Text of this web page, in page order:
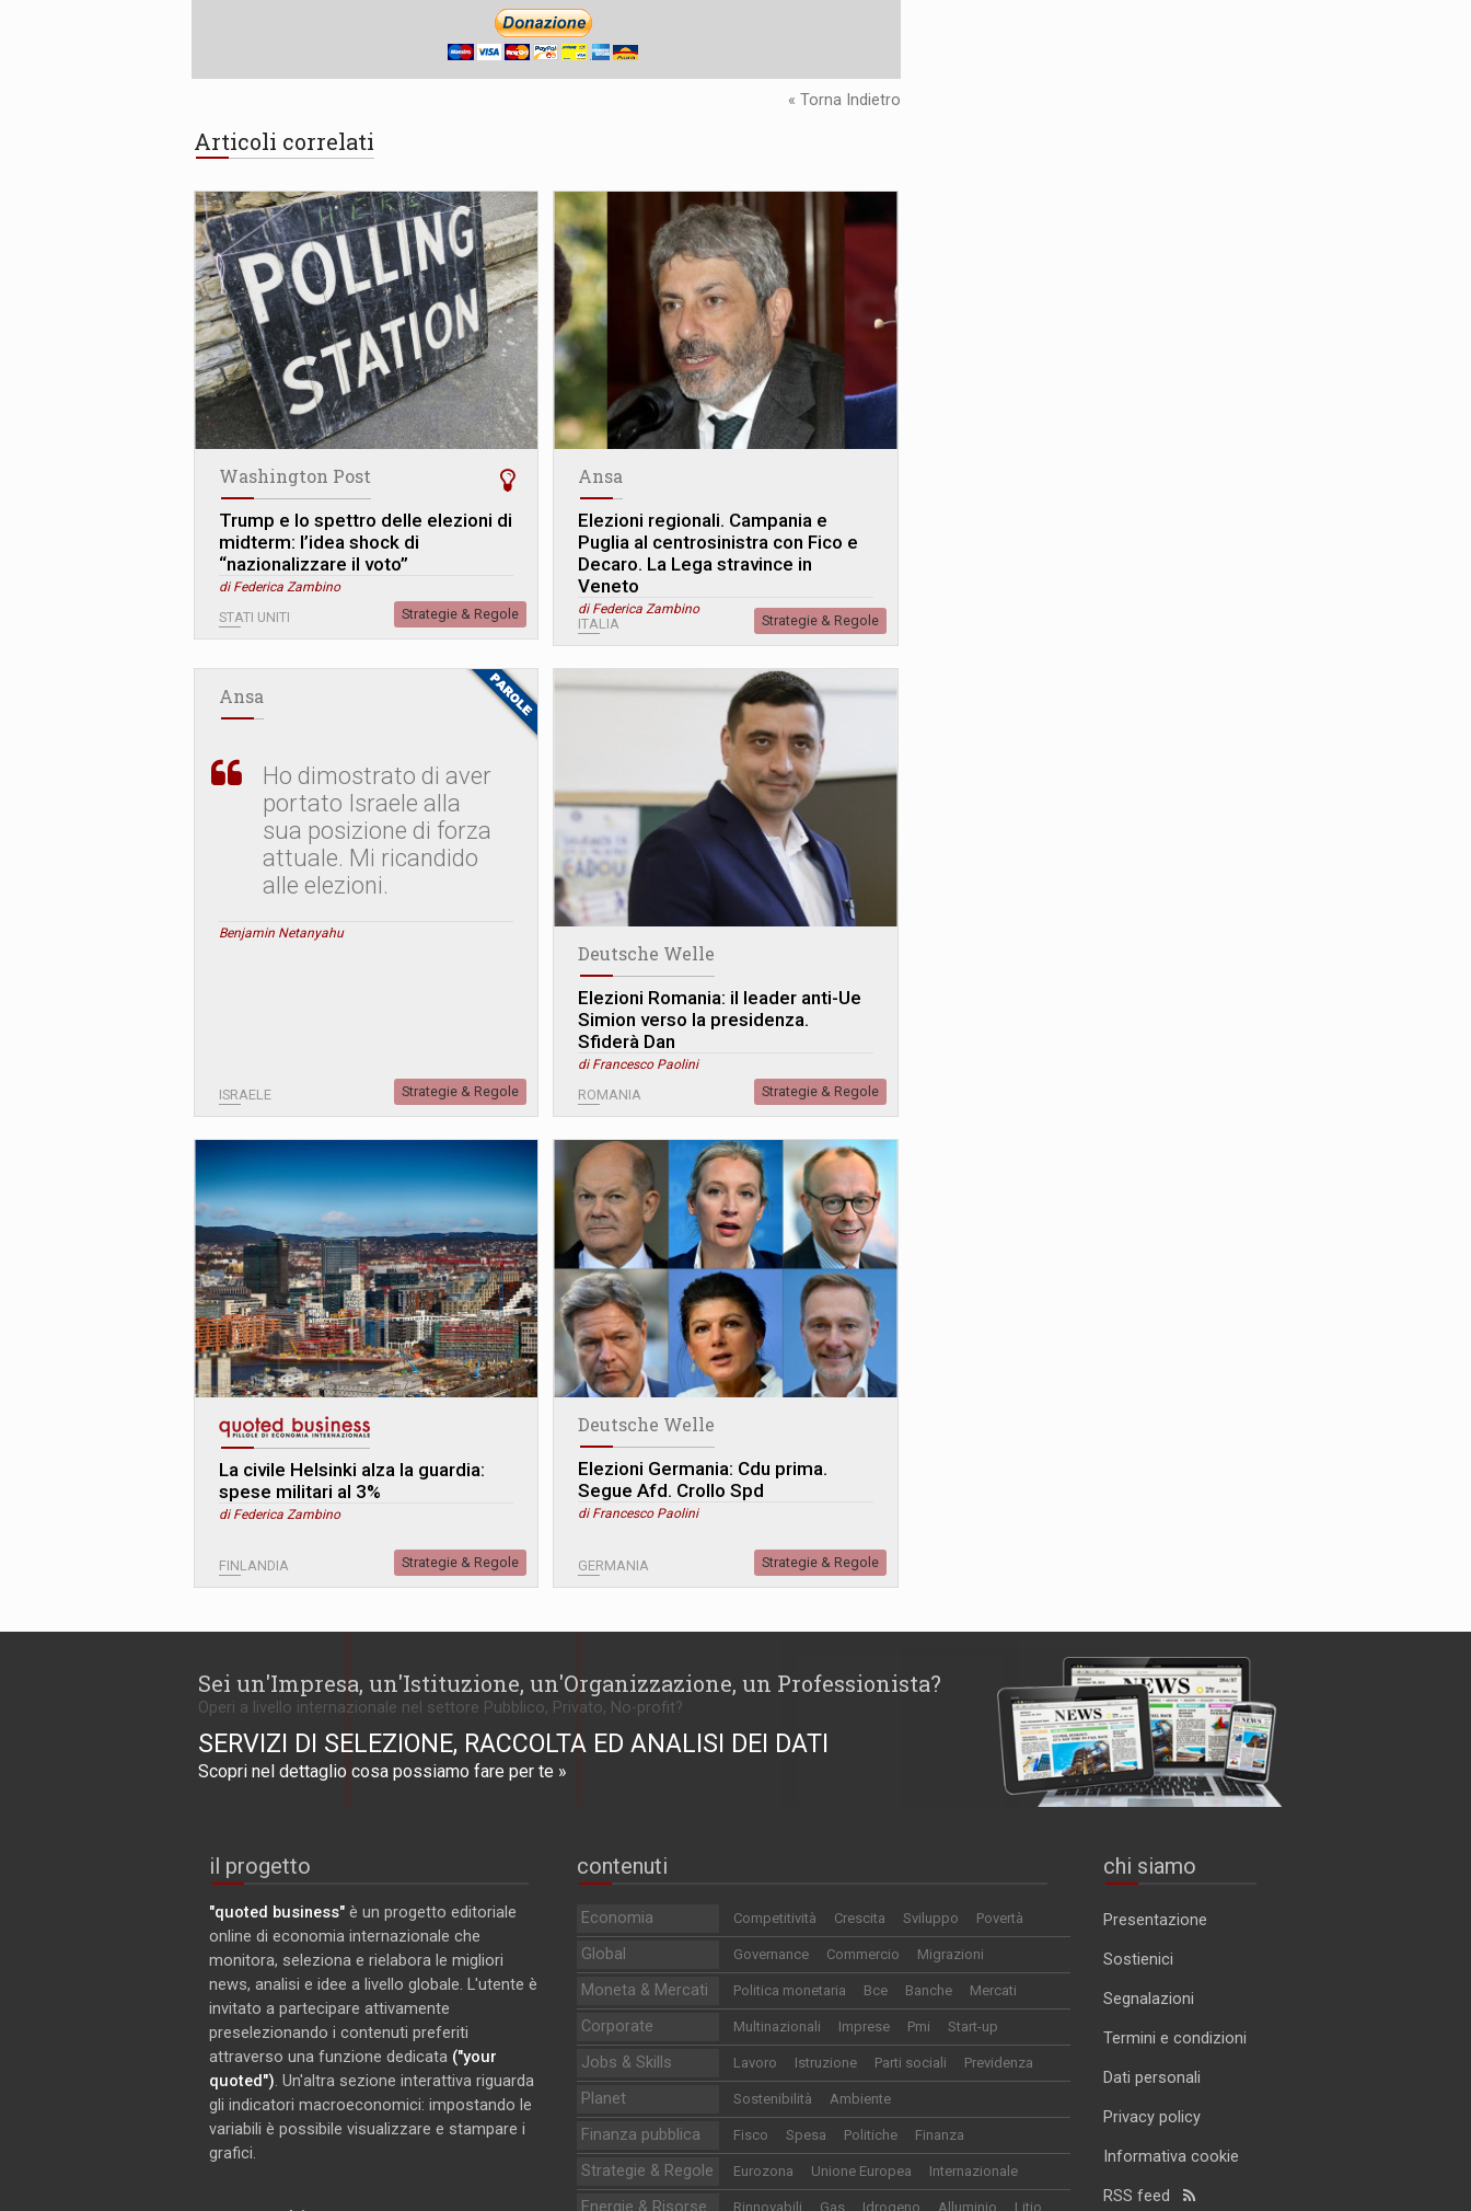
« Torna Indietro
Articoli correlati
Washington Post
Trump e lo spettro delle elezioni di
midterm: l’idea shock di
“nazionalizzare il voto”
di Federica Zambino
STATI UNITI Strategie & Regole
Ansa
Elezioni regionali. Campania e
Puglia al centrosinistra con Fico e
Decaro. La Lega stravince in
Veneto
di Federica Zambino
ITALIA Strategie & Regole
Ansa
Ho dimostrato di aver
portato Israele alla
sua posizione di forza
attuale. Mi ricandido
alle elezioni.
Benjamin Netanyahu
ISRAELE Strategie & Regole
Deutsche Welle
Elezioni Romania: il leader anti-Ue
Simion verso la presidenza.
Sfiderà Dan
di Francesco Paolini
ROMANIA Strategie & Regole
La civile Helsinki alza la guardia:
spese militari al 3%
di Federica Zambino
FINLANDIA Strategie & Regole
Deutsche Welle
Elezioni Germania: Cdu prima.
Segue Afd. Crollo Spd
di Francesco Paolini
GERMANIA Strategie & Regole
Sei un'Impresa, un'Istituzione, un'Organizzazione, un Professionista?
Operi a livello internazionale nel settore Pubblico, Privato, No-profit?
SERVIZI DI SELEZIONE, RACCOLTA ED ANALISI DEI DATI
Scopri nel dettaglio cosa possiamo fare per te »
il progetto
"quoted business" è un progetto editoriale
online di economia internazionale che
monitora, seleziona e rielabora le migliori
news, analisi e idee a livello globale. L'utente è
invitato a partecipare attivamente
preselezionando i contenuti preferiti
attraverso una funzione dedicata ("your
quoted"). Un'altra sezione interattiva riguarda
gli indicatori macroeconomici: impostando le
variabili è possibile visualizzare e stampare i
grafici.
contenuti
Economia Competitività Crescita Sviluppo Povertà
Global Governance Commercio Migrazioni
Moneta & Mercati Politica monetaria Bce Banche Mercati
Corporate Multinazionali Imprese Pmi Start-up
Jobs & Skills Lavoro Istruzione Parti sociali Previdenza
Planet Sostenibilità Ambiente
Finanza pubblica Fisco Spesa Politiche Finanza
Strategie & Regole Eurozona Unione Europea Internazionale
Energie & Risorse Rinnovabili Gas Idrogeno Alluminio Litio
chi siamo
Presentazione
Sostienici
Segnalazioni
Termini e condizioni
Dati personali
Privacy policy
Informativa cookie
RSS feed